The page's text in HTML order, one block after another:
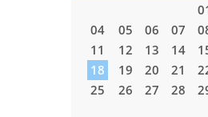
04
05 06 07
11
12 13 14
18
19 20 21
25
26 27 28